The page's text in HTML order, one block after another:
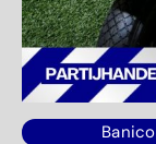
Banico